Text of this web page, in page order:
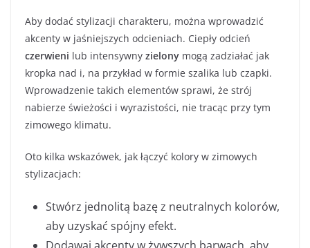
Aby dodać stylizacji charakteru, można wprowadzić
akcenty w jaśniejszych odcieniach. Ciepły odcień
czerwieni lub intensywny zielony mogą zadziałać jak
kropka nad i, na przykład w formie szalika lub czapki.
Wprowadzenie takich elementów sprawi, że strój
nabierze świeżości i wyrazistości, nie tracąc przy tym
zimowego klimatu.
Oto kilka wskazówek, jak łączyć kolory w zimowych
stylizacjach:
Stwórz jednolitą bazę z neutralnych kolorów,
aby uzyskać spójny efekt.